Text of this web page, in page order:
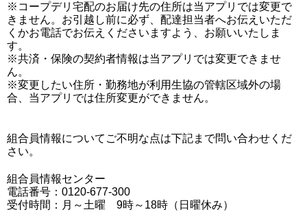
※コープデリ宅配のお届け先の住所は当アプリでは変更で
きません。お引越し前に必ず、配達担当者へお伝えいただ
くかお電話でお伝えくださいますよう、お願いいたしま
す。
※共済・保険の契約者情報は当アプリでは変更できませ
ん。
※変更したい住所・勤務地が利用生協の管轄区域外の場
合、当アプリでは住所変更ができません。
組合員情報についてご不明な点は下記まで問い合わせくだ
さい。
組合員情報センター
電話番号：0120-677-300
受付時間：月～土曜 9時～18時（日曜休み）